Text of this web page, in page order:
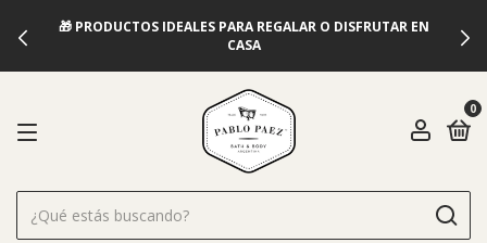
REGALAR O DISFRUTAR EN
🚚 ENVIAMOS A TODO EL
0